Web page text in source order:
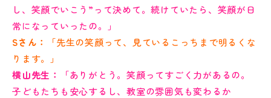
し、笑顔でいこう ”って決めて。続けていたら、笑顔が日
常になっていったの。」
Sさん：
「先生の笑顔って、見ているこっちまで明るくな
ります。」
横山先生：
「ありがとう。笑顔ってすごく力があるの。
子どもたちも安心するし、教室の雰囲気も変わるか